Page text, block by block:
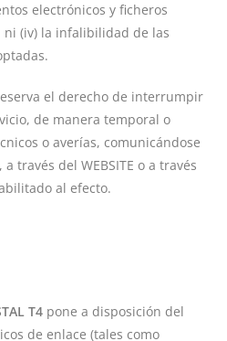
electrónicos y ficheros
(iv) la infalibilidad de las
el derecho de interrumpir
de manera temporal o
o averías, comunicándose
través del WEBSITE o a través
al efecto.
T4 pone a disposición del
de enlace (tales como